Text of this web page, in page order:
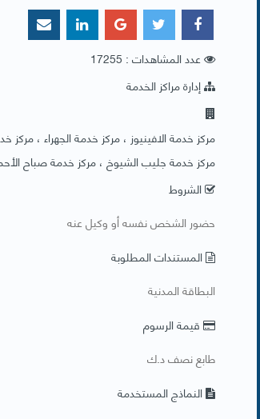
عدد المشاهدات : 17255
إدارة مراكز الخدمة
مركز خدمة الافينيوز ، مركز خدمة الجهراء ،
مركز خدمة جليب الشيوخ ، مركز خدمة صباح
الشروط
​حضور الشخص نفسه أو وكيل عنه
المستندات المطلوبة
​البطاقة المدنية
قيمة الرسوم
طابع نصف د.ك
النماذج المستخدمة